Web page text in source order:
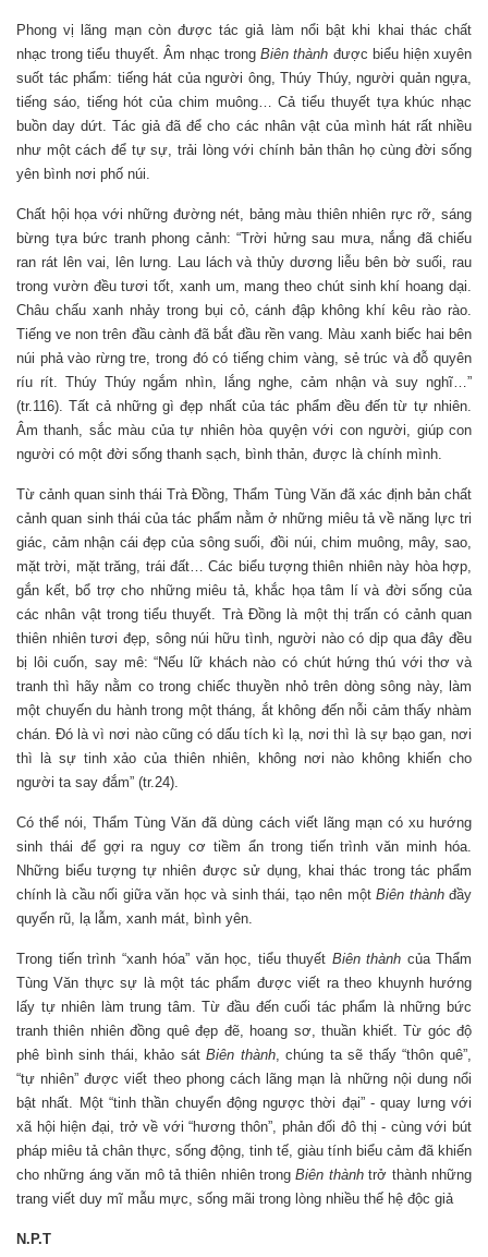
Phong vị lãng mạn còn được tác giả làm nổi bật khi khai thác chất
nhạc trong tiểu thuyết. Âm nhạc trongBiên thành được biểu hiện xuyên
suốt tác phẩm: tiếng hát của người ông, Thúy Thúy, người quản ngựa,
tiếng sáo, tiếng hót của chim muông… Cả tiểu thuyết tựa khúc nhạc
buồn day dứt. Tác giả đã để cho các nhân vật của mình hát rất nhiều
như một cách để tự sự, trải lòng với chính bản thân họ cùng đời sống
yên bình nơi phố núi.
Chất hội họa với những đường nét, bảng màu thiên nhiên rực rỡ, sáng
bừng tựa bức tranh phong cảnh: “Trời hửng sau mưa, nắng đã chiếu
ran rát lên vai, lên lưng. Lau lách và thủy dương liễu bên bờ suối, rau
trong vườn đều tươi tốt, xanh um, mang theo chút sinh khí hoang dại.
Châu chấu xanh nhảy trong bụi cỏ, cánh đập không khí kêu rào rào.
Tiếng ve non trên đầu cành đã bắt đầu rền vang. Màu xanh biếc hai bên
núi phả vào rừng tre, trong đó có tiếng chim vàng, sẻ trúc và đỗ quyên
ríu rít. Thúy Thúy ngắm nhìn, lắng nghe, cảm nhận và suy nghĩ…”
(tr.116). Tất cả những gì đẹp nhất của tác phẩm đều đến từ tự nhiên.
Âm thanh, sắc màu của tự nhiên hòa quyện với con người, giúp con
người có một đời sống thanh sạch, bình thản, được là chính mình.
Từ cảnh quan sinh thái Trà Đồng, Thẩm Tùng Văn đã xác định bản chất
cảnh quan sinh thái của tác phẩm nằm ở những miêu tả về năng lực tri
giác, cảm nhận cái đẹp của sông suối, đồi núi, chim muông, mây, sao,
mặt trời, mặt trăng, trái đất… Các biểu tượng thiên nhiên này hòa hợp,
gắn kết, bổ trợ cho những miêu tả, khắc họa tâm lí và đời sống của
các nhân vật trong tiểu thuyết. Trà Đồng là một thị trấn có cảnh quan
thiên nhiên tươi đẹp, sông núi hữu tình, người nào có dịp qua đây đều
bị lôi cuốn, say mê: “Nếu lữ khách nào có chút hứng thú với thơ và
tranh thì hãy nằm co trong chiếc thuyền nhỏ trên dòng sông này, làm
một chuyến du hành trong một tháng, ắt không đến nỗi cảm thấy nhàm
chán. Đó là vì nơi nào cũng có dấu tích kì lạ, nơi thì là sự bạo gan, nơi
thì là sự tinh xảo của thiên nhiên, không nơi nào không khiến cho
người ta say đắm” (tr.24).
Có thể nói, Thẩm Tùng Văn đã dùng cách viết lãng mạn có xu hướng
sinh thái để gợi ra nguy cơ tiềm ẩn trong tiến trình văn minh hóa.
Những biểu tượng tự nhiên được sử dụng, khai thác trong tác phẩm
chính là cầu nối giữa văn học và sinh thái, tạo nên mộtBiên thànhđầy
quyến rũ, lạ lẫm, xanh mát, bình yên.
Trong tiến trình “xanh hóa” văn học, tiểu thuyết Biên thành của Thẩm
Tùng Văn thực sự là một tác phẩm được viết ra theo khuynh hướng
lấy tự nhiên làm trung tâm. Từ đầu đến cuối tác phẩm là những bức
tranh thiên nhiên đồng quê đẹp đẽ, hoang sơ, thuần khiết. Từ góc độ
phê bình sinh thái, khảo sátBiên thành, chúng ta sẽ thấy “thôn quê”,
“tự nhiên” được viết theo phong cách lãng mạn là những nội dung nổi
bật nhất. Một “tinh thần chuyển động ngược thời đại” - quay lưng với
xã hội hiện đại, trở về với “hương thôn”, phản đối đô thị - cùng với bút
pháp miêu tả chân thực, sống động, tinh tế, giàu tính biểu cảm đã khiến
cho những áng văn mô tả thiên nhiên trongBiên thànhtrở thành những
trang viết duy mĩ mẫu mực, sống mãi trong lòng nhiều thế hệ độc giả
N.P.T